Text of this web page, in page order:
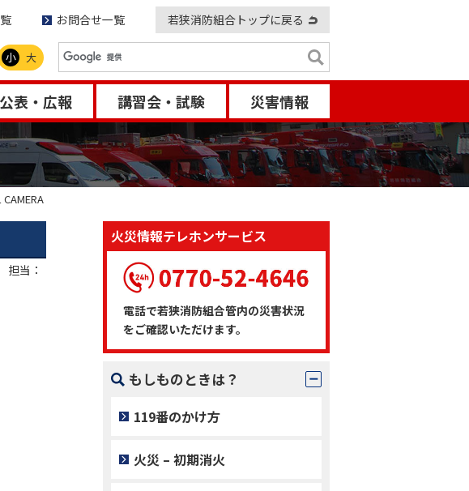
お問合せ一覧 若狭消防組合トップに戻る
小 大
公表・広報 講習会・試験 災害情報
CAMERA
担当：
火災情報テレホンサービス
電話で若狭消防組合管内の災害状況
をご確認いただけます。
もしものときは？
119番のかけ方
火災 – 初期消火